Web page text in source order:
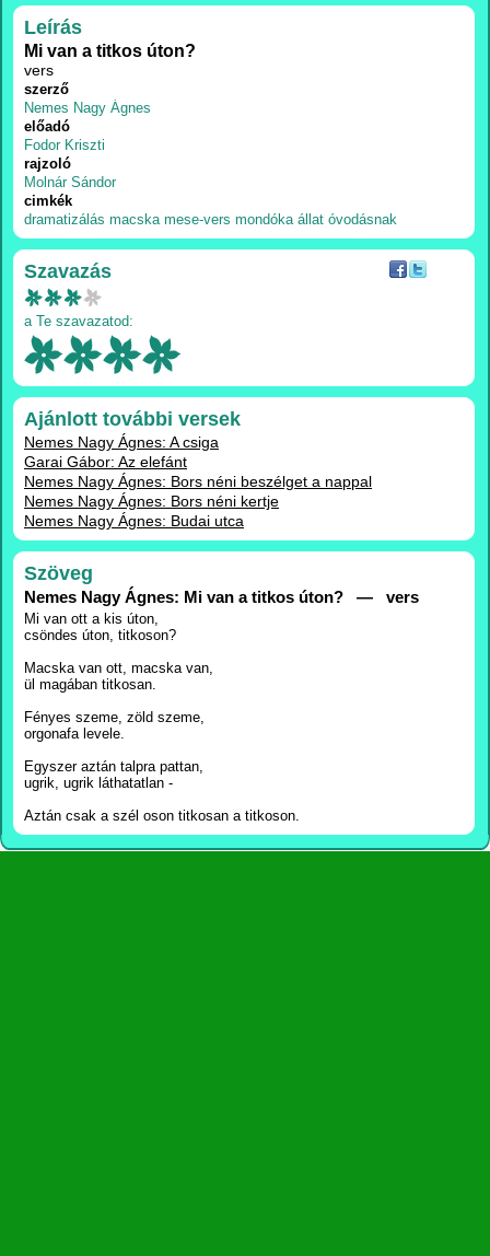
Leírás
Mi van a titkos úton?
vers
szerző
Nemes Nagy Ágnes
előadó
Fodor Kriszti
rajzoló
Molnár Sándor
cimkék
dramatizálás macska mese-vers mondóka állat óvodásnak
Szavazás
a Te szavazatod:
Ajánlott további versek
Nemes Nagy Ágnes: A csiga
Garai Gábor: Az elefánt
Nemes Nagy Ágnes: Bors néni beszélget a nappal
Nemes Nagy Ágnes: Bors néni kertje
Nemes Nagy Ágnes: Budai utca
Szöveg
Nemes Nagy Ágnes: Mi van a titkos úton? — vers
Mi van ott a kis úton,
csöndes úton, titkoson?
Macska van ott, macska van,
ül magában titkosan.
Fényes szeme, zöld szeme,
orgonafa levele.
Egyszer aztán talpra pattan,
ugrik, ugrik láthatatlan -
Aztán csak a szél oson titkosan a titkoson.